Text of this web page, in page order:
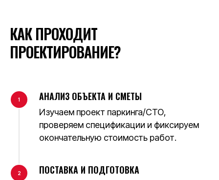
КАК ПРОХОДИТ
ПРОЕКТИРОВАНИЕ?
АНАЛИЗ ОБЪЕКТА И СМЕТЫ
Изучаем проект паркинга/СТО,
проверяем спецификации и фиксируем
окончательную стоимость работ.
ПОСТАВКА И ПОДГОТОВКА